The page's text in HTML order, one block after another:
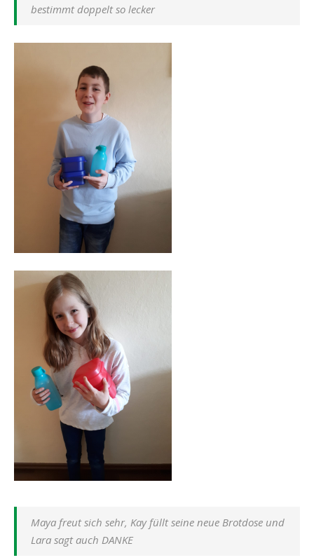
bestimmt doppelt so lecker
Maya freut sich sehr, Kay füllt seine neue Brotdose und
Lara sagt auch DANKE